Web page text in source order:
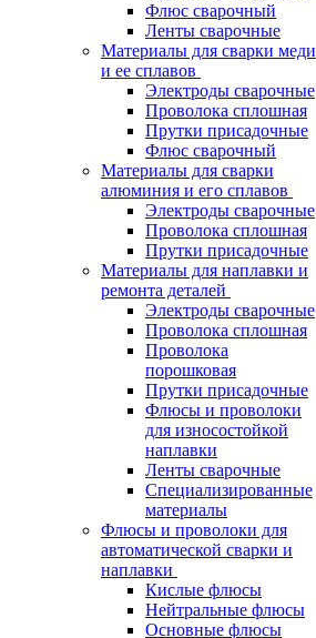
Флюс сварочный
Ленты сварочные
Материалы для сварки меди
и ее сплавов
Электроды сварочные
Проволока сплошная
Прутки присадочные
Флюс сварочный
Материалы для сварки
алюминия и его сплавов
Электроды сварочные
Проволока сплошная
Прутки присадочные
Материалы для наплавки и
ремонта деталей
Электроды сварочные
Проволока сплошная
Проволока
порошковая
Прутки присадочные
Флюсы и проволоки
для износостойкой
наплавки
Ленты сварочные
Специализированные
материалы
Флюсы и проволоки для
автоматической сварки и
наплавки
Кислые флюсы
Нейтральные флюсы
Основные флюсы